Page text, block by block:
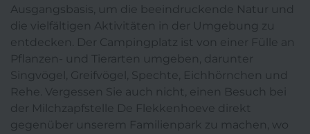
Schwimmunterricht
Honden
Lageplan
Kontakt
Häufig gestellte Fragen
Ausgangsbasis, um die beeindruckende Natur und
die vielfältigen Aktivitäten in der Umgebung zu
entdecken. Der Campingplatz ist von einer Fülle an
Pflanzen- und Tierarten umgeben, darunter
Singvögel, Greifvögel, Spechte, Eichhörnchen und
Rehe. Vergessen Sie auch nicht, einen Besuch bei
der Milchzapfstelle De Flekkenhoeve direkt
gegenüber unserem Familienpark zu machen, wo